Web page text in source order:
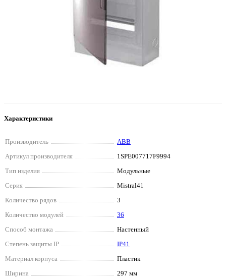
Характеристики
Производитель
ABB
Артикул производителя
1SPE007717F9994
Тип изделия
Модульные
Серия
Mistral41
Количество рядов
3
Количество модулей
36
Способ монтажа
Настенный
Степень защиты IP
IP41
Материал корпуса
Пластик
Ширина
297 мм